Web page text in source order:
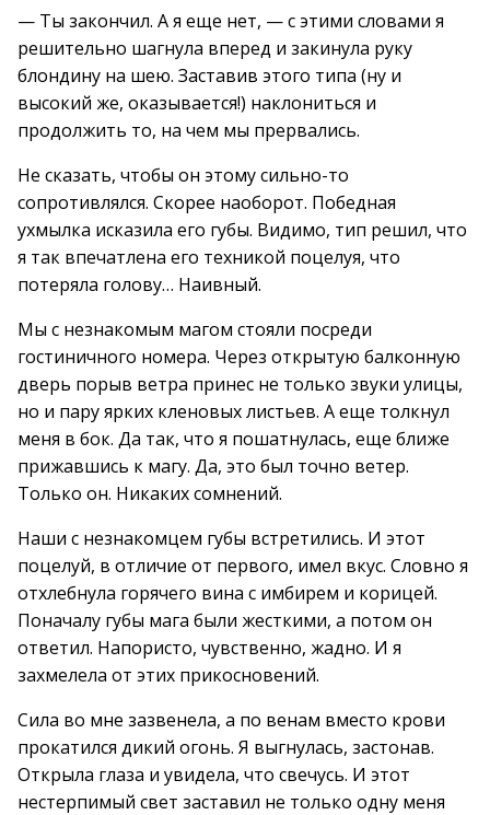
— Ты закончил. А я еще нет, — с этими словами я
решительно шагнула вперед и закинула руку
блондину на шею. Заставив этого типа (ну и
высокий же, оказывается!) наклониться и
продолжить то, на чем мы прервались.
Не сказать, чтобы он этому сильно-то
сопротивлялся. Скорее наоборот. Победная
ухмылка исказила его губы. Видимо, тип решил, что
я так впечатлена его техникой поцелуя, что
потеряла голову… Наивный.
Мы с незнакомым магом стояли посреди
гостиничного номера. Через открытую балконную
дверь порыв ветра принес не только звуки улицы,
но и пару ярких кленовых листьев. А еще толкнул
меня в бок. Да так, что я пошатнулась, еще ближе
прижавшись к магу. Да, это был точно ветер.
Только он. Никаких сомнений.
Наши с незнакомцем губы встретились. И этот
поцелуй, в отличие от первого, имел вкус. Словно я
отхлебнула горячего вина с имбирем и корицей.
Поначалу губы мага были жесткими, а потом он
ответил. Напористо, чувственно, жадно. И я
захмелела от этих прикосновений.
Сила во мне зазвенела, а по венам вместо крови
прокатился дикий огонь. Я выгнулась, застонав.
Открыла глаза и увидела, что свечусь. И этот
нестерпимый свет заставил не только одну меня